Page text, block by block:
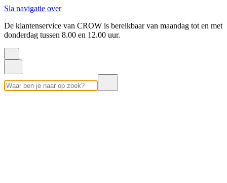
Sla navigatie over
De klantenservice van CROW is bereikbaar van maandag tot en met
donderdag tussen 8.00 en 12.00 uur.